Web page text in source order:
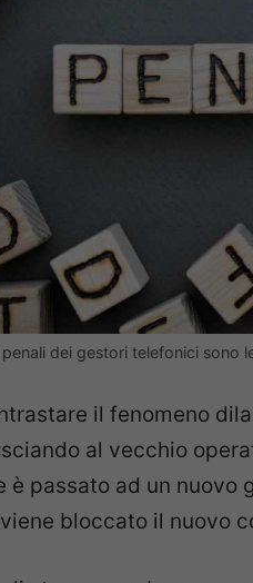
dei gestori telefonici sono
il fenomeno
al vecchio
è passato ad un
bloccato il nuovo